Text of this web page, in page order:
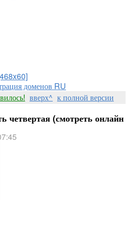
доменов RU
вверх^ к полной версии
четвертая (смотреть онлайн